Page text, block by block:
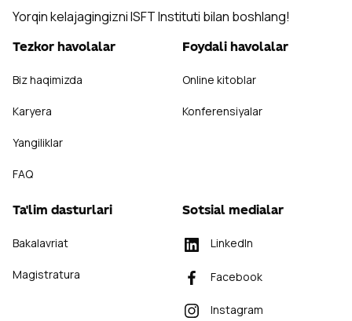
Yorqin kelajagingizni ISFT Instituti bilan boshlang!
Tezkor havolalar
Biz haqimizda
Karyera
Yangiliklar
FAQ
Foydali havolalar
Online kitoblar
Konferensiyalar
Ta'lim dasturlari
Bakalavriat
Magistratura
Sotsial medialar
LinkedIn
Facebook
Instagram